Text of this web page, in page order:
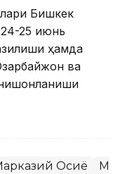
Бишкек
24-25 июнь
ҳамда
ва
Осиё